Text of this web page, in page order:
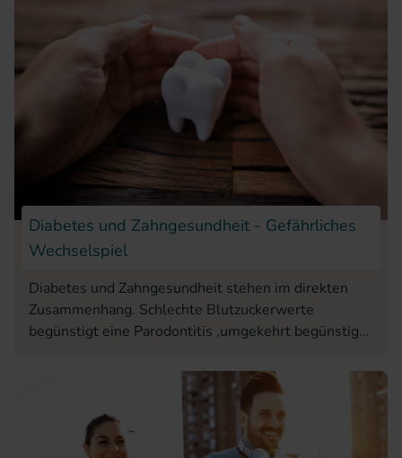
Diabetes und Zahngesundheit - Gefährliches
Wechselspiel
Diabetes und Zahngesundheit stehen im direkten
Zusammenhang. Schlechte Blutzuckerwerte
begünstigt eine Parodontitis ,umgekehrt begünstigt